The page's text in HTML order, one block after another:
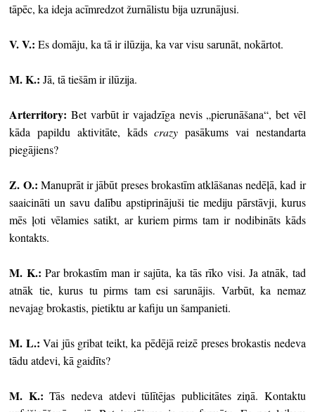
tāpēc, ka ideja acīmredzot žurnālistu bija uzrunājusi.
V. V.: Es domāju, ka tā ir ilūzija, ka var visu sarunāt, nokārtot.
M. K.: Jā, tā tiešām ir ilūzija.
Arterritory: Bet varbūt ir vajadzīga nevis „pierunāšana“, bet vēl
kāda papildu aktivitāte, kādscrazy pasākums vai nestandarta
piegājiens?
Z. O.: Manuprāt ir jābūt preses brokastīm atklāšanas nedēļā, kad ir
saaicināti un savu dalību apstiprinājuši tie mediju pārstāvji, kurus
mēs ļoti vēlamies satikt, ar kuriem pirms tam ir nodibināts kāds
kontakts.
M. K.: Par brokastīm man ir sajūta, ka tās rīko visi. Ja atnāk, tad
atnāk tie, kurus tu pirms tam esi sarunājis. Varbūt, ka nemaz
nevajag brokastis, pietiktu ar kafiju un šampanieti.
M. L.: Vai jūs gribat teikt, ka pēdējā reizē preses brokastis nedeva
tādu atdevi, kā gaidīts?
M. K.: Tās nedeva atdevi tūlītējas publicitātes ziņā. Kontaktu